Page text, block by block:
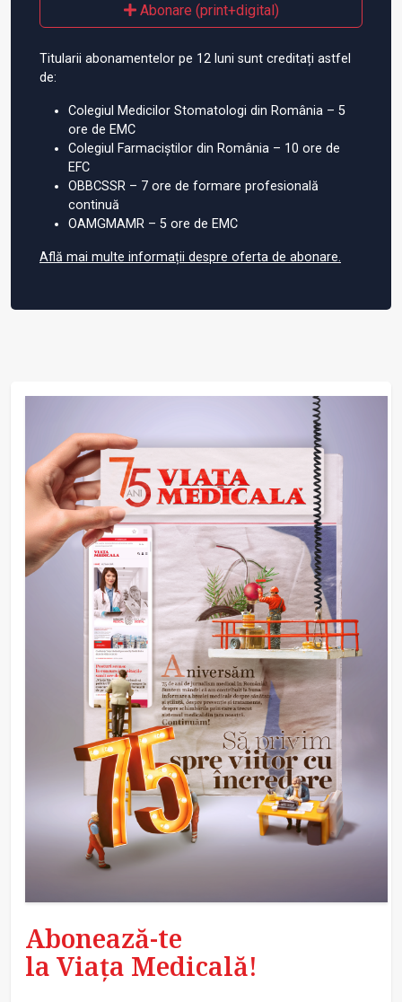
Abonare (print+digital)
Titularii abonamentelor pe 12 luni sunt creditați astfel
de:
Colegiul Medicilor Stomatologi din România – 5
ore de EMC
Colegiul Farmaciștilor din România – 10 ore de
EFC
OBBCSSR – 7 ore de formare profesională
continuă
OAMGMAMR – 5 ore de EMC
Află mai multe informații despre oferta de abonare.
Abonează-te
la Viața Medicală!